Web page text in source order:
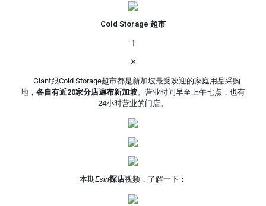
Cold Storage 超市
1
✕
Giant跟Cold Storage超市都是新加坡最受欢迎的家庭用品采购
地， 各自有近20家分店遍布新加坡。营业时间早至上午七点，也有
24小时营业的门店。
本期Esin探店视频，了解一下：